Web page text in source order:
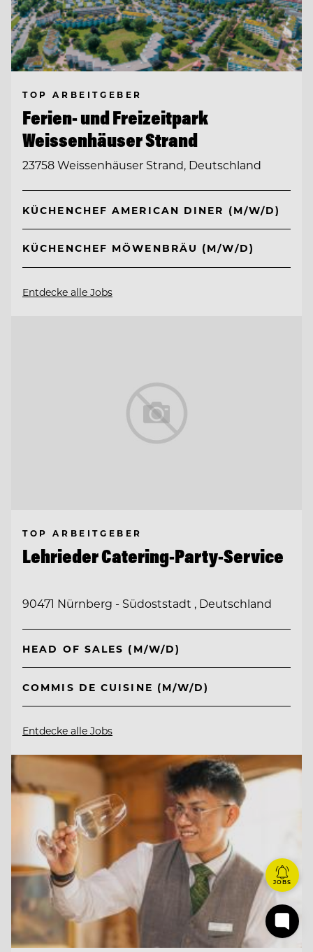
TOP ARBEITGEBER
Ferien- und Freizeitpark
Weissenhäuser Strand
23758 Weissenhäuser Strand, Deutschland
KÜCHENCHEF AMERICAN DINER (M/W/D)
KÜCHENCHEF MÖWENBRÄU (M/W/D)
Entdecke alle Jobs
TOP ARBEITGEBER
Lehrieder Catering-Party-Service
90471 Nürnberg - Südoststadt , Deutschland
HEAD OF SALES (M/W/D)
COMMIS DE CUISINE (M/W/D)
Entdecke alle Jobs
JOBS